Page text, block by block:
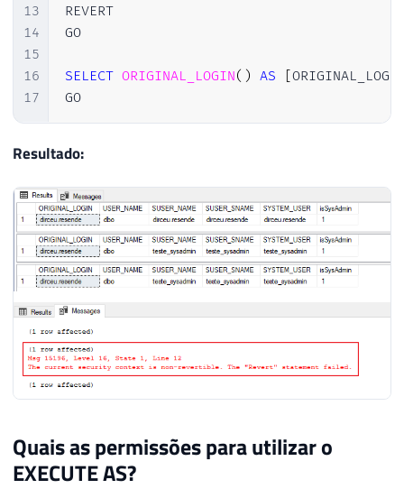
13
14
15
16
17
REVERT
GO
SELECT ORIGINAL_LOGIN( ) AS
GO
Resultado:
Quais as permissões para utilizar o
EXECUTE AS?